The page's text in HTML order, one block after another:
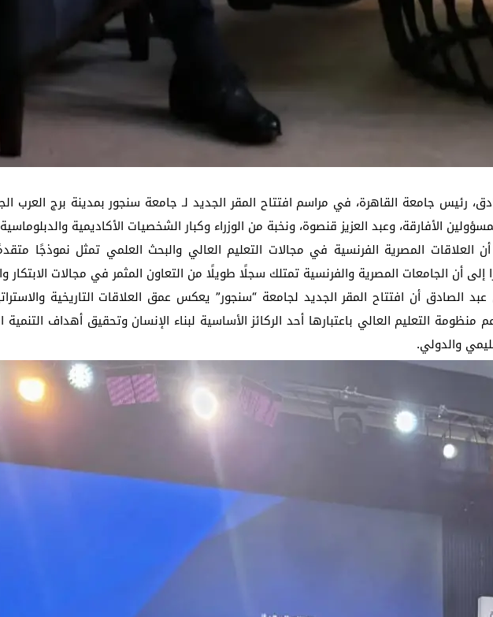
رئيس جامعة القاهرة، في مراسم افتتاح المقر الجديد لـ جامعة سنجور بمدينة برج العرب
الأفارقة، وعبد العزيز قنصوة، ونخبة من الوزراء وكبار الشخصيات الأكاديمية
العلاقات المصرية الفرنسية في مجالات التعليم العالي والبحث العلمي تمثل نموذجًا
إلى أن الجامعات المصرية والفرنسية تمتلك سجلًا طويلًا من التعاون المثمر في مجالات الابتكار
الصادق أن افتتاح المقر الجديد لجامعة “سنجور” يعكس عمق العلاقات التاريخية
منظومة التعليم العالي باعتبارها أحد الركائز الأساسية لبناء الإنسان وتحقيق أهداف
والدولي.